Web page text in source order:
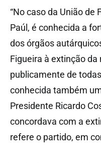
“No caso da União de
Paúl, é conhecida a
dos órgãos
Figueira à extinção
publicamente de
conhecida também
Presidente Ricardo
concordava com a
refere o partido, em